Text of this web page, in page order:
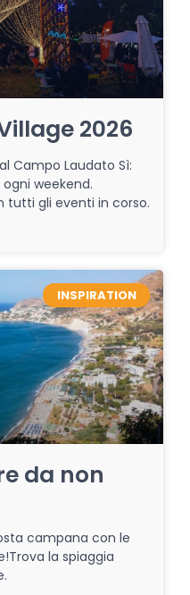
2026
Campo Laudato Sì:
weekend.
tutti gli eventi in corso.
INSPIRATION
da non
campana con le
la spiaggia